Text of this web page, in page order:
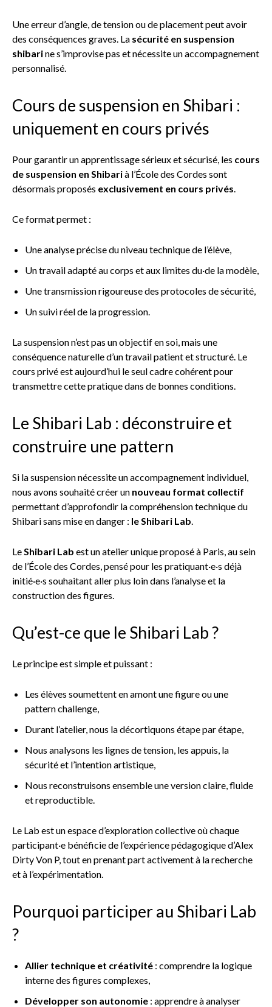
Une erreur d’angle, de tension ou de placement peut avoir
des conséquences graves. La sécurité en suspension
shibarine s’improvise pas et nécessite un accompagnement
personnalisé.
Cours de suspension en Shibari :
uniquement en cours privés
Pour garantir un apprentissage sérieux et sécurisé, les cours
de suspension en Shibarià l’École des Cordes sont
désormais proposés exclusivement en cours privés.
Ce format permet :
Une analyse précise du niveau technique de l’élève,
Un travail adapté au corps et aux limites du·de la modèle,
Une transmission rigoureuse des protocoles de sécurité,
Un suivi réel de la progression.
La suspension n’est pas un objectif en soi, mais une
conséquence naturelle d’un travail patient et structuré. Le
cours privé est aujourd’hui le seul cadre cohérent pour
transmettre cette pratique dans de bonnes conditions.
Le Shibari Lab : déconstruire et
construire une pattern
Si la suspension nécessite un accompagnement individuel,
nous avons souhaité créer un nouveau format collectif
permettant d’approfondir la compréhension technique du
Shibari sans mise en danger : le Shibari Lab.
LeShibari Lab est un atelier unique proposé à Paris, au sein
de l’École des Cordes, pensé pour les pratiquant·e·s déjà
initié·e·s souhaitant aller plus loin dans l’analyse et la
construction des figures.
Qu’est-ce que le Shibari Lab ?
Le principe est simple et puissant :
Les élèves soumettent en amont une figure ou une
pattern challenge,
Durant l’atelier, nous la décortiquons étape par étape,
Nous analysons les lignes de tension, les appuis, la
sécurité et l’intention artistique,
Nous reconstruisons ensemble une version claire, fluide
et reproductible.
Le Lab est un espace d’exploration collective où chaque
participant·e bénéficie de l’expérience pédagogique d’Alex
Dirty Von P, tout en prenant part activement à la recherche
et à l’expérimentation.
Pourquoi participer au Shibari Lab
?
Allier technique et créativité : comprendre la logique
interne des figures complexes,
Développer son autonomie : apprendre à analyser